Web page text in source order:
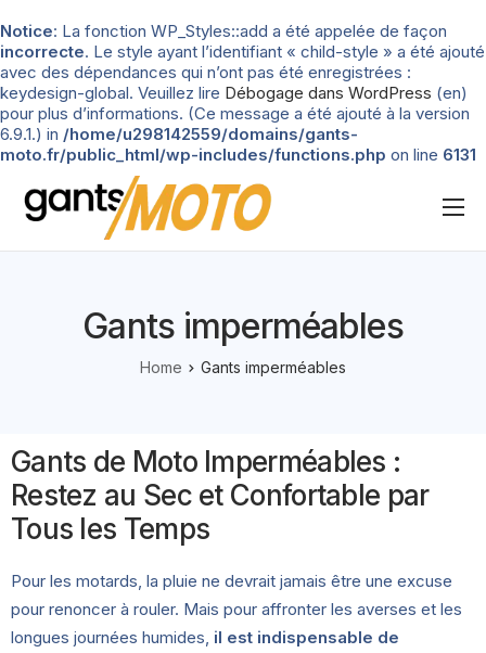
Notice: La fonction WP_Styles::add a été appelée de façon
incorrecte. Le style ayant l’identifiant « child-style » a été ajouté
avec des dépendances qui n’ont pas été enregistrées :
keydesign-global. Veuillez lire Débogage dans WordPress (en)
pour plus d’informations. (Ce message a été ajouté à la version
6.9.1.) in /home/u298142559/domains/gants-
moto.fr/public_html/wp-includes/functions.php on line 6131
Nos tests
Types de gants
Guide d’achat
Gants imperméables
Home Gants imperméables
Gants de Moto Imperméables :
Restez au Sec et Confortable par
Tous les Temps
Pour les motards, la pluie ne devrait jamais être une excuse
pour renoncer à rouler. Mais pour affronter les averses et les
longues journées humides, il est indispensable de